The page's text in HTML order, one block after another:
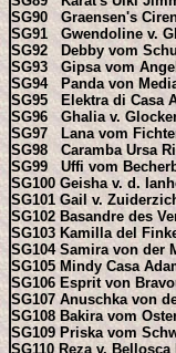
SG90 Graensen's
SG91 Gwendoline v.
SG92 Debby vom
SG93 Gipsa vom
SG94 Panda von
SG95 Elektra di Casa
SG96 Ghalia v.
SG97 Lana vom
SG98 Caramba Ursa
SG99 Uffi vom
SG100 Geisha v. d.
SG101 Gail v.
SG102 Basandre des
SG103 Kamilla del
SG104 Samira von der
SG105 Mindy Casa
SG106 Esprit von
SG107 Anuschka von
SG108 Bakira vom
SG109 Priska vom
SG110 Reza v.